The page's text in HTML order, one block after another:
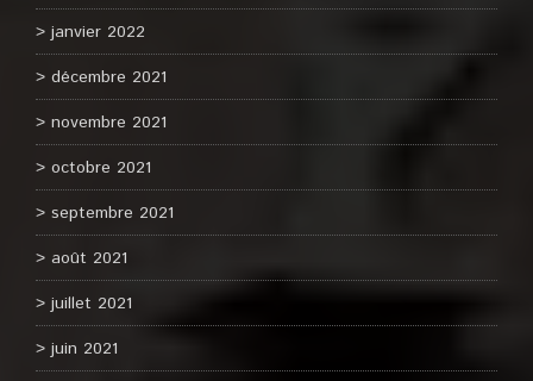
janvier 2022
décembre 2021
novembre 2021
octobre 2021
septembre 2021
août 2021
juillet 2021
juin 2021